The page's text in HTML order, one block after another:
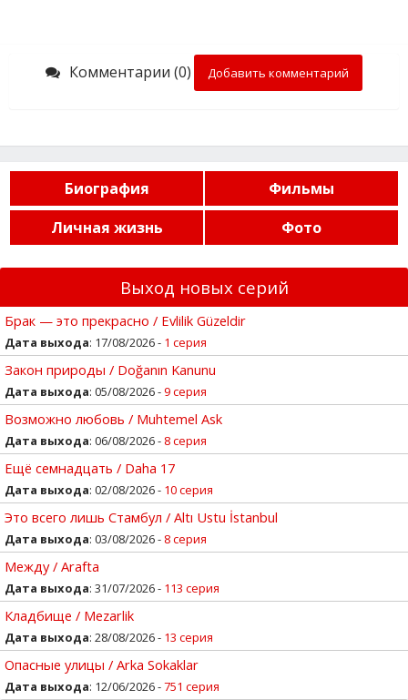
Комментарии (0) Добавить комментарий
Биография
Фильмы
Личная жизнь
Фото
Выход новых серий
Брак — это прекрасно / Evlilik Güzeldir
Дата выхода: 17/08/2026 - 1 серия
Закон природы / Doğanın Kanunu
Дата выхода: 05/08/2026 -9 серия
Возможно любовь / Muhtemel Ask
Дата выхода: 06/08/2026 - 8 серия
Ещё семнадцать / Daha 17
Дата выхода: 02/08/2026 - 10 серия
Это всего лишь Стамбул / Altı Ustu İstanbul
Дата выхода: 03/08/2026 - 8 серия
Между / Arafta
Дата выхода: 31/07/2026 - 113 серия
Кладбище / Mezarlik
Дата выхода: 28/08/2026 - 13 серия
Опасные улицы / Arka Sokaklar
Дата выхода: 12/06/2026 -751 серия